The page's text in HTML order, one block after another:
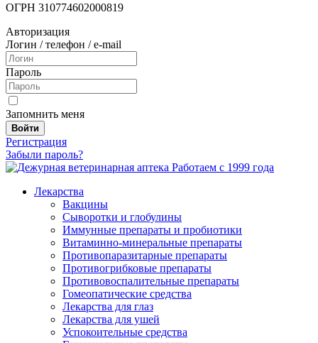
ОГРН 310774602000819
Авторизация
Логин / телефон / e-mail
Пароль
Запомнить меня
Войти
Регистрация
Забыли пароль?
Работаем с 1999 года
Лекарства
Вакцины
Сыворотки и глобулины
Иммунные препараты и пробиотики
Витаминно-минеральные препараты
Противопаразитарные препараты
Противогрибковые препараты
Противовоспалительные препараты
Гомеопатические средства
Лекарства для глаз
Лекарства для ушей
Успокоительные средства